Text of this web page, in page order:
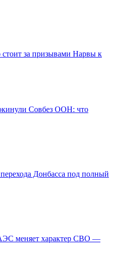
за призывами Нарвы к
Совбез ООН: что
Донбасса под полный
меняет характер СВО —